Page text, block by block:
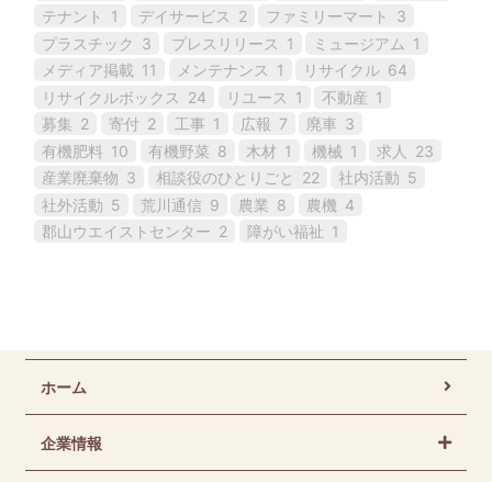
テナント
1 デイサービス 2 ファミリーマート
3
プラスチック 3 プレスリリース 1 ミュージアム 1
メディア掲載 11 メンテナンス 1 リサイクル 64
リサイクルボックス
24 リユース 1 不動産 1
募集 2 寄付 2 工事 1 広報 7 廃車 3
有機肥料 10 有機野菜 8 木材 1 機械 1 求人
23
産業廃棄物 3 相談役のひとりごと 22 社内活動 5
社外活動 5 荒川通信 9 農業 8 農機 4
郡山ウエイストセンター 2 障がい福祉 1
ホーム
企業情報